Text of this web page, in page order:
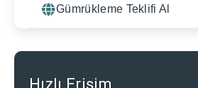
Gümrükleme Teklifi Al
Hızlı Erişim